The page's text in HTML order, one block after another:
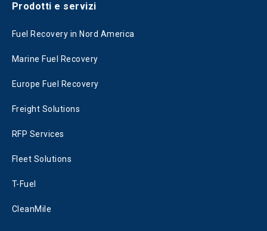
Prodotti e servizi
Fuel Recovery in Nord America
Marine Fuel Recovery
Europe Fuel Recovery
Freight Solutions
RFP Services
Fleet Solutions
T-Fuel
CleanMile